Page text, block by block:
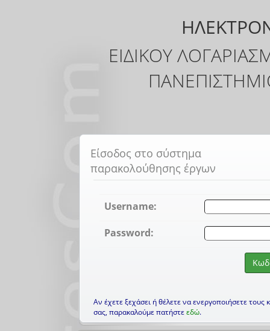
ΕΙΔΙΚΟΥ
Είσοδος στο σύστημα
παρακολούθησης έργων
Username:
Password:
Αν έχετε ξεχάσει ή θέλετε να ενεργοποιήσετε τους
σας, παρακαλούμε πατήστεεδώ.